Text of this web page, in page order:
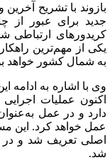
بازوند با تشریح
جدید برای عبور از
کریدورهای ارتباطی
یکی از مهم‌ترین
به شمال کشور خواهد
وی با اشاره به ادامه
دارد و در عمل
شد.